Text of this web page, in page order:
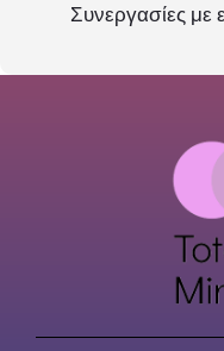
Συνεργασίες με